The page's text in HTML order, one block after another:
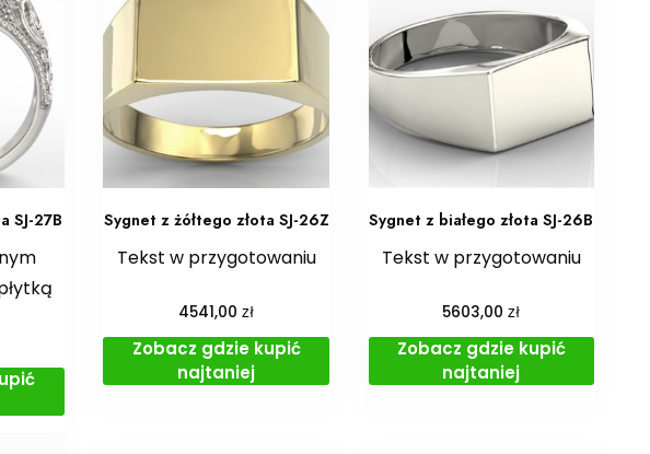
SJ-27B Sygnet z żółtego złota SJ-26Z
Tekst w przygotowaniu
4541,00zł
Zobacz gdzie kupić
najtaniej
Sygnet z białego złota SJ-26B
Tekst w przygotowaniu
5603,00zł
Zobacz gdzie kupić
najtaniej